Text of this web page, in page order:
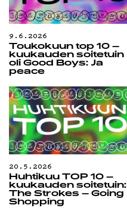
9.6.2026
Toukokuun top 10 –
kuukauden soitetuin
oli Good Boys: Ja
peace
20.5.2026
Huhtikuu TOP 10 –
kuukauden soitetuin:
The Strokes – Going
Shopping